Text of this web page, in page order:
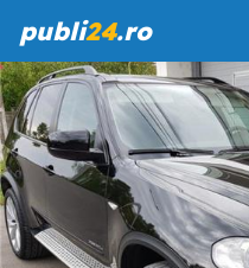
publi24.ro